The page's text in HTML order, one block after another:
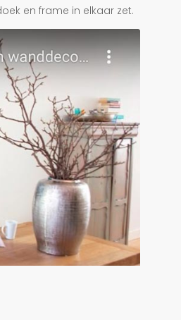
en frame in elkaar zet.